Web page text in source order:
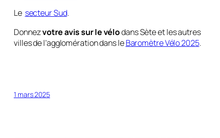
Le secteur Sud.
Donnezvotre avis sur le vélodans Sète et les autres
villes de l’agglomération dans leBaromètre Vélo 2025.
1 mars 2025